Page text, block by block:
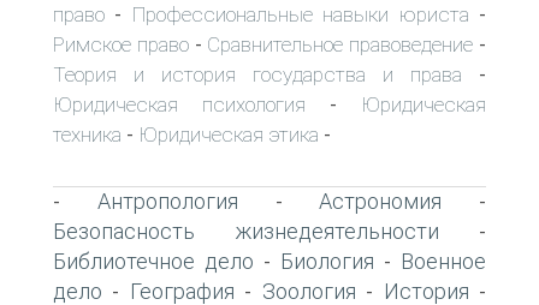
право - Профессиональные навыки юриста -
Римское право- Сравнительное правоведение -
Теория и история государства и права -
Юридическая психология -
Юридическая
техника - Юридическая этика -
- Антропология -Астрономия -
Безопасность жизнедеятельности -
Библиотечное дело - Биология - Военное
дело - География - Зоология - История -